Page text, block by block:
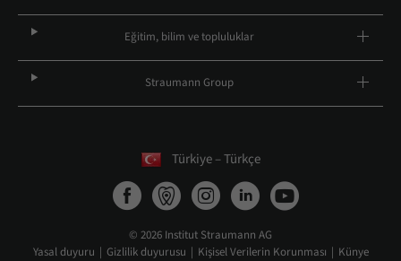
Eğitim, bilim ve topluluklar
Straumann Group
Türkiye – Türkçe
© 2026 Institut Straumann AG
Yasal duyuru
Gizlilik duyurusu Kişisel Verilerin Korunması
Künye